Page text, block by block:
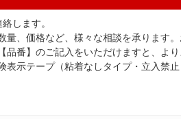
します。
量、価格など、様々な相談を承ります。
品番】のご記入をいただけますと、よ
表示テープ（粘着なしタイプ・立入禁止